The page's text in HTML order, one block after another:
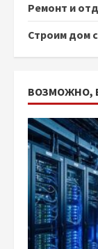
Ремонт и
Строим дом
ВОЗМОЖНО,